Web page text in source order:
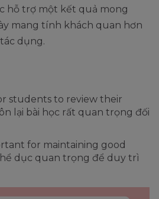
hỗ trợ một kết quả mong
mang tính khách quan hơn
dụng.
students to review their
ôn lại bài học rất quan trọng đối
for maintaining good
dục quan trọng để duy trì